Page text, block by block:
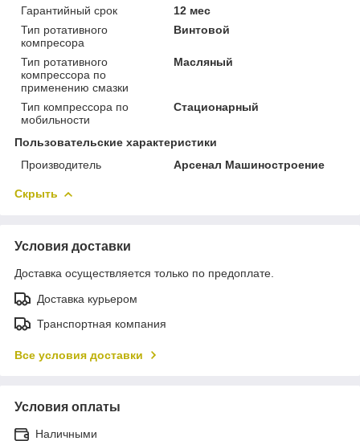
Гарантийный срок
12 мес
Тип ротативного
компресора
Винтовой
Тип ротативного
компрессора по
применению смазки
Масляный
Тип компрессора по
мобильности
Стационарный
Пользовательские характеристики
Производитель
Арсенал Машиностроение
Скрыть
Условия доставки
Доставка осуществляется только по предоплате.
Доставка курьером
Транспортная компания
Все условия доставки
Условия оплаты
Наличными